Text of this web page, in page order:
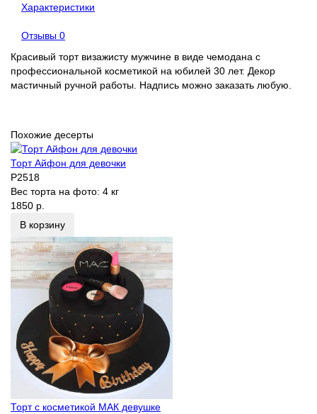
Характеристики
Отзывы 0
Красивый торт визажисту мужчине в виде чемодана с
профессиональной косметикой на юбилей 30 лет. Декор
мастичный ручной работы. Надпись можно заказать любую.
Похожие десерты
Торт Айфон для девочки
P2518
Вес торта на фото: 4 кг
1850 р.
В корзину
Торт с косметикой МАК девушке